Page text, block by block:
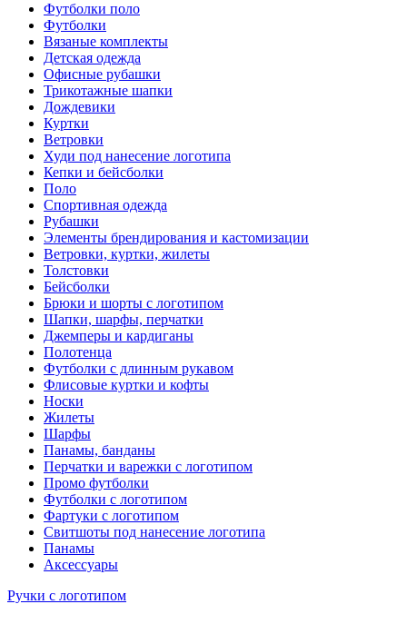
Футболки поло
Футболки
Вязаные комплекты
Детская одежда
Офисные рубашки
Трикотажные шапки
Дождевики
Куртки
Ветровки
Худи под нанесение логотипа
Кепки и бейсболки
Поло
Спортивная одежда
Рубашки
Элементы брендирования и кастомизации
Ветровки, куртки, жилеты
Толстовки
Бейсболки
Брюки и шорты с логотипом
Шапки, шарфы, перчатки
Джемперы и кардиганы
Полотенца
Футболки с длинным рукавом
Флисовые куртки и кофты
Носки
Жилеты
Шарфы
Панамы, банданы
Перчатки и варежки с логотипом
Промо футболки
Футболки с логотипом
Фартуки с логотипом
Свитшоты под нанесение логотипа
Панамы
Аксессуары
Ручки с логотипом